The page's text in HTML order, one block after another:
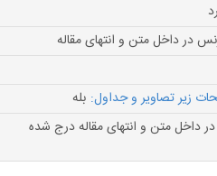
در داخل متن و انتهای مقاله
زیر تصاویر و جداول: بله
در داخل متن و انتهای مقاله درج شده